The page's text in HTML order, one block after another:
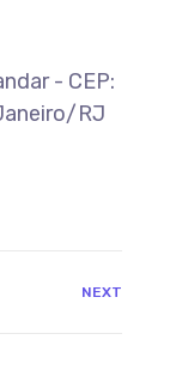
- CEP:
RJ
NEXT